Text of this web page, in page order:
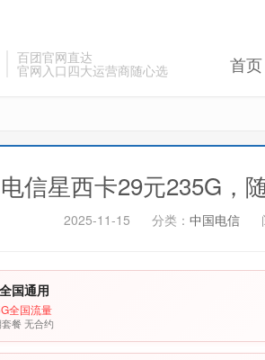
百团官网直达
官网入口四大运营商随心选 首页
电信星西卡29元235G，
2025-11-15 分类： 中国电信
国通用
全国流量
餐 无合约